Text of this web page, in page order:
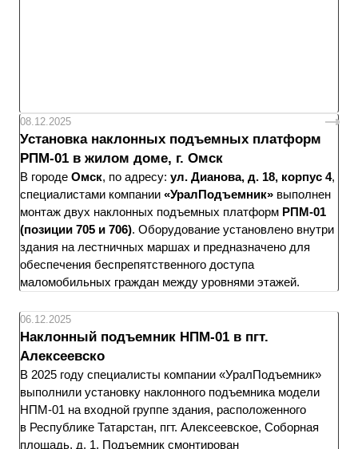
08.12.2025
Установка наклонных подъемных платформ
РПМ-01 в жилом доме, г. Омск
В городе Омск, по адресу: ул. Дианова, д. 18, корпус 4,
специалистами компании «УралПодъемник» выполнен
монтаж двух наклонных подъемных платформ РПМ-01
(позиции 705 и 706). Оборудование установлено внутри
здания на лестничных маршах и предназначено для
обеспечения беспрепятственного доступа
маломобильных граждан между уровнями этажей.
06.12.2025
Наклонный подъемник НПМ-01 в пгт.
Алексеевско
В 2025 году специалисты компании «УралПодъемник»
выполнили установку наклонного подъемника модели
НПМ-01 на входной группе здания, расположенного
в Республике Татарстан, пгт. Алексеевское, Соборная
площадь, д. 1. Подъемник смонтирован